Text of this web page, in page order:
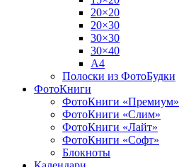
20×20
20×30
30×30
30×40
A4
Полоски из ФотоБудки
ФотоКниги
ФотоКниги «Премиум»
ФотоКниги «Слим»
ФотоКниги «Лайт»
ФотоКниги «Софт»
Блокноты